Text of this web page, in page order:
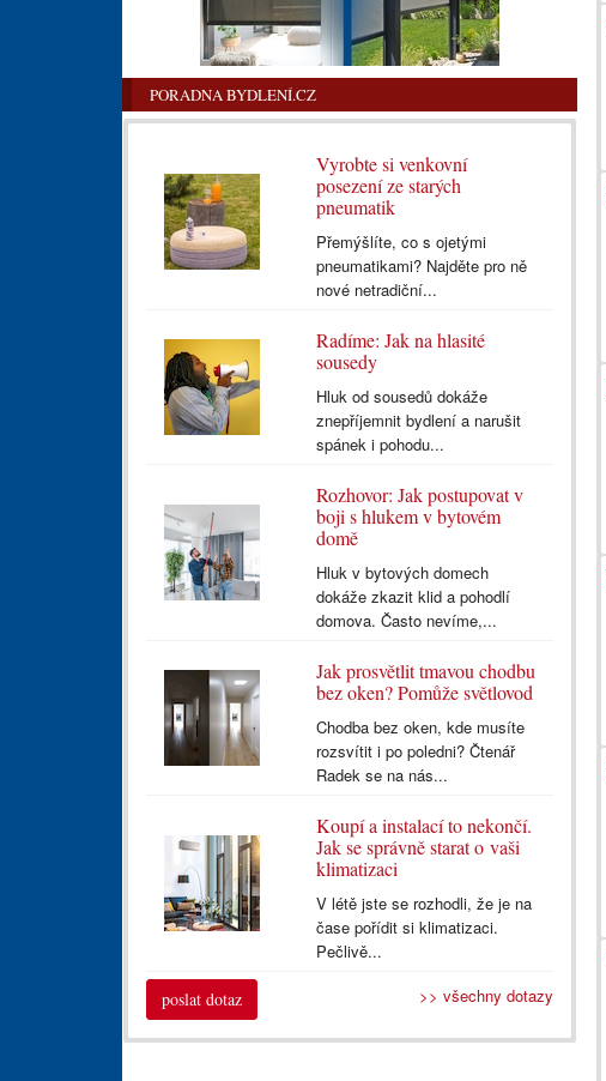
PORADNA BYDLENÍ.CZ
Vyrobte si venkovní
posezení ze starých
pneumatik
Přemýšlíte, co s ojetými
pneumatikami? Najděte pro ně
nové netradiční...
Radíme: Jak na hlasité
sousedy
Hluk od sousedů dokáže
znepříjemnit bydlení a narušit
spánek i pohodu...
Rozhovor: Jak postupovat v
boji s hlukem v bytovém
domě
Hluk v bytových domech
dokáže zkazit klid a pohodlí
domova. Často nevíme,...
Jak prosvětlit tmavou chodbu
bez oken? Pomůže světlovod
Chodba bez oken, kde musíte
rozsvítit i po poledni? Čtenář
Radek se na nás...
Koupí a instalací to nekončí.
Jak se správně starat o vaši
klimatizaci
V létě jste se rozhodli, že je na
čase pořídit si klimatizaci.
Pečlivě...
poslat dotaz >> všechny dotazy